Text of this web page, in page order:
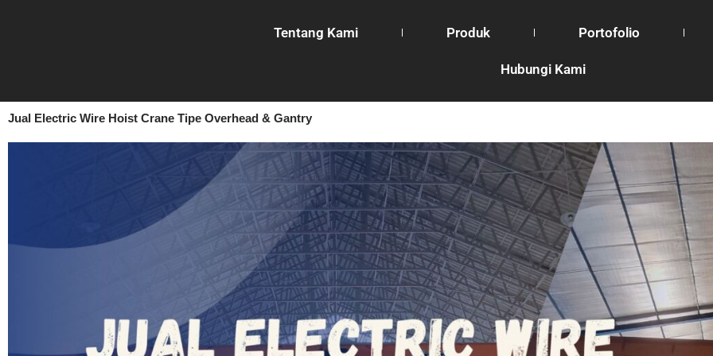
Tentang Kami Produk Portofolio
Hubungi Kami
Jual Electric Wire Hoist Crane Tipe Overhead & Gantry